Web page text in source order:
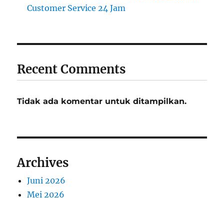
Customer Service 24 Jam
Recent Comments
Tidak ada komentar untuk ditampilkan.
Archives
Juni 2026
Mei 2026